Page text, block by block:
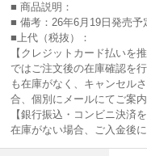
■ 商品説明：
■ 備考：26年6月19日発売予
■上代（税抜）：
【クレジットカード払いを
ではご注文後の在庫確認を
も在庫がなく、キャンセル
合、個別にメールにてご案
【銀行振込・コンビニ決済
在庫がない場合、ご入金後